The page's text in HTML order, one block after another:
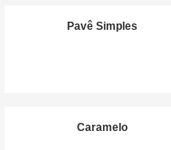
Pavê Simples
Caramelo